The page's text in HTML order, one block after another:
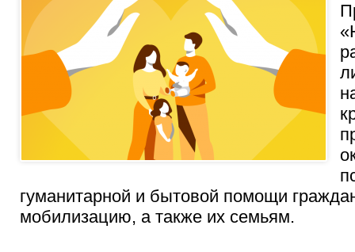
гуманитарной и бытовой помощи
мобилизацию, а также их семьям.